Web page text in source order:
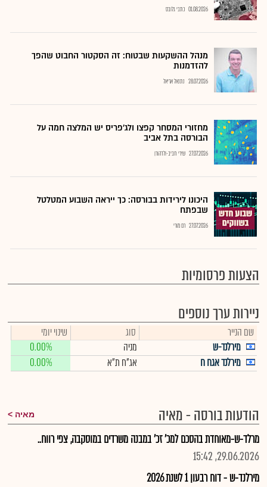
01.08.2026 כתבי גלובס
מנהל ההשקעות שבטוח: זה הסקטור החבוט שהפך
להזדמנות
28.07.2026 נתנאל אריאל
מחזורי המסחר קפצו ולג'פריס יש המלצה חמה על
הבורסה בתל אביב
27.07.2026 שירי חביב-ולדהורן
היכונו לירידות בבורסה: כך ייראה השבוע המטלטל
שבפתח
27.07.2026 רם מורי
הצעות פרסומיות
ניירות ערך נוספים
שם הנייר סוג
שינוי יומי
מירלנד-ש
מניה
0.00%
מירלנד אגח ח
אג"ח ת"א 0.00%
הודעות בורסה - מאיה מאיה
מרלד-ש-מאוחדת בהסכם למכ' זכ' במבנה משרדים במוסקבה, צפי רווח..
29.06.2026, 15:42
מירלנד-ש - דוח רבעון 1 לשנת 2026